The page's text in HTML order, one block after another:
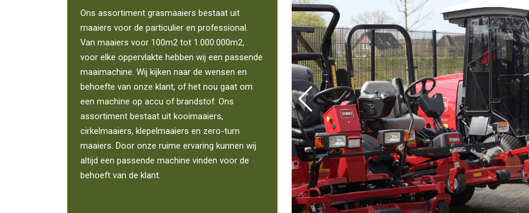
Ons assortiment grasmaaiers bestaat uit
maaiers voor de particulier en professional.
Van maaiers voor 100m2 tot 1.000.000m2,
voor elke oppervlakte hebben wij een passende
maaimachine. Wij kijken naar de wensen en
behoefte van onze klant, of het nou gaat om
een machine op accu of brandstof. Ons
assortiment bestaat uit kooimaaiers,
cirkelmaaiers, klepelmaaiers en zero-turn
maaiers. Door onze ruime ervaring kunnen wij
altijd een passende machine vinden voor de
behoeft van de klant.